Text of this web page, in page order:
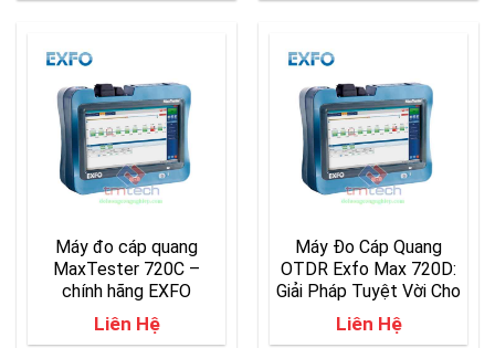
Máy đo cáp quang
MaxTester 720C –
chính hãng EXFO
Liên Hệ
Máy Đo Cáp Quang
OTDR Exfo Max 720D:
Giải Pháp Tuyệt Vời Cho
MULTIMODE và
SINGLEMODE
Liên Hệ